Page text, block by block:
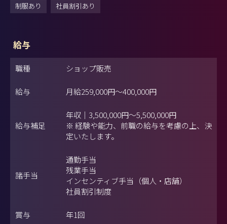
制服あり 社員割引あり
給与
職種 ショップ販売
給与 月給259,000円～400,000円
給与補足
年収｜3,500,000円～5,500,000円
※ 経験や能力、前職の給与を考慮の上、決
定いたします。
諸手当
通勤手当
残業手当
インセンティブ手当（個人・店舗）
社員割引制度
賞与 年1回